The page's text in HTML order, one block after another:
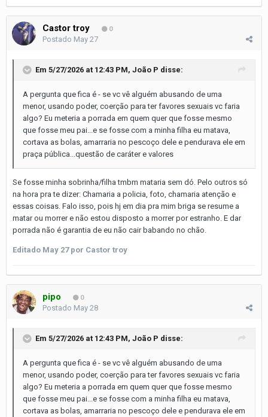
Castor troy 0
Postado May 27
Em 5/27/2026 at 12:43 PM, João P disse:
A pergunta que fica é - se vc vê alguém abusando de uma
menor, usando poder, coerção para ter favores sexuais vc faria
algo? Eu meteria a porrada em quem quer que fosse mesmo
que fosse meu pai...e se fosse com a minha filha eu matava,
cortava as bolas, amarraria no pescoço dele e pendurava ele em
praça pública...questão de caráter e valores
Se fosse minha sobrinha/filha tmbm mataria sem dó. Pelo outros só
na hora pra te dizer: Chamaria a policia, foto, chamaria atenção e
essas coisas. Falo isso, pois hj em dia pra mim briga se resume a
matar ou morrer e não estou disposto a morrer por estranho. E dar
porrada não é garantia de eu não cair babando no chão.
Editado May 27por Castor troy
pipo 0
Postado May 28
Em 5/27/2026 at 12:43 PM, João P disse:
A pergunta que fica é - se vc vê alguém abusando de uma
menor, usando poder, coerção para ter favores sexuais vc faria
algo? Eu meteria a porrada em quem quer que fosse mesmo
que fosse meu pai...e se fosse com a minha filha eu matava,
cortava as bolas, amarraria no pescoço dele e pendurava ele em